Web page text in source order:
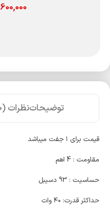
600,000
توضیحاتنظرات (0)
قیمت برای ۱ جفت میباشد
مقاومت : 4 اهم
حساسیت : 93 دسیبل
حداکثر قدرت: ۴۰ وات